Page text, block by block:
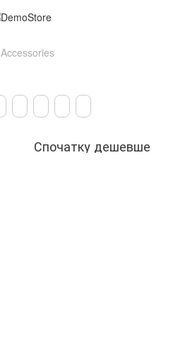
Accessories
Спочатку дешевше